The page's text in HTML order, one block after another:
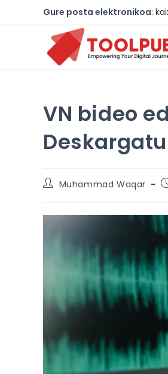
Gure posta elektronikoa:
VN bideo
Muhammad Waqar